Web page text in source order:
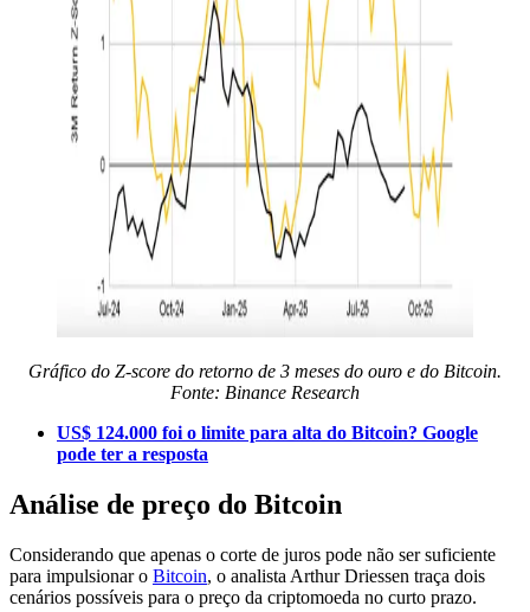
Gráfico do Z-score do retorno de 3 meses do ouro e do Bitcoin.
Fonte: Binance Research
US$ 124.000 foi o limite para alta do Bitcoin? Google
pode ter a resposta
Análise de preço do Bitcoin
Considerando que apenas o corte de juros pode não ser suficiente
para impulsionar o Bitcoin, o analista Arthur Driessen traça dois
cenários possíveis para o preço da criptomoeda no curto prazo.